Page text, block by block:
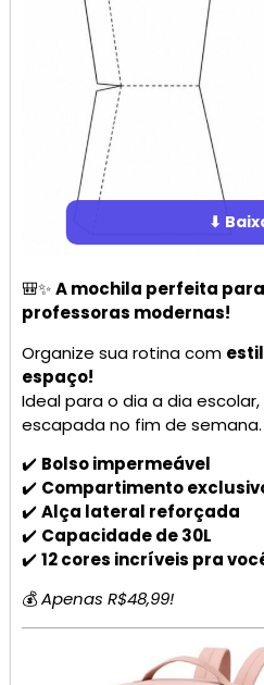
⬇
🎒✨A mochila perfeita
professoras modernas!
Organize sua rotina com
espaço!
Ideal para o dia a dia
escapada no fim de semana.
✔️ Bolso impermeável
✔️ Compartimento
✔️Alça lateral reforçada
✔️ Capacidade de 30L
✔️12 cores incríveis pra
💰Apenas R$48,99!